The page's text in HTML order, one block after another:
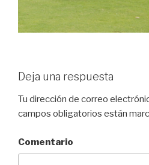
Deja una respuesta
Tu dirección de correo
campos obligatorios están
Comentario